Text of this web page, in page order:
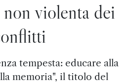
violenta dei
tempesta: educare alla
memoria", il titolo del